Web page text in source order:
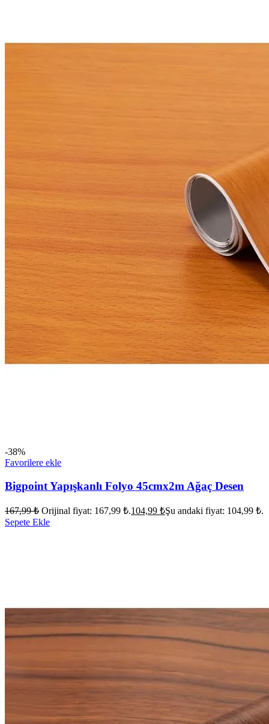
-38%
Favorilere ekle
Bigpoint Yapışkanlı Folyo 45cmx2m Ağaç Desen
167,99₺ Orijinal fiyat: 167,99 ₺.104,99 ₺Şu andaki fiyat: 104,99 ₺.
Sepete Ekle